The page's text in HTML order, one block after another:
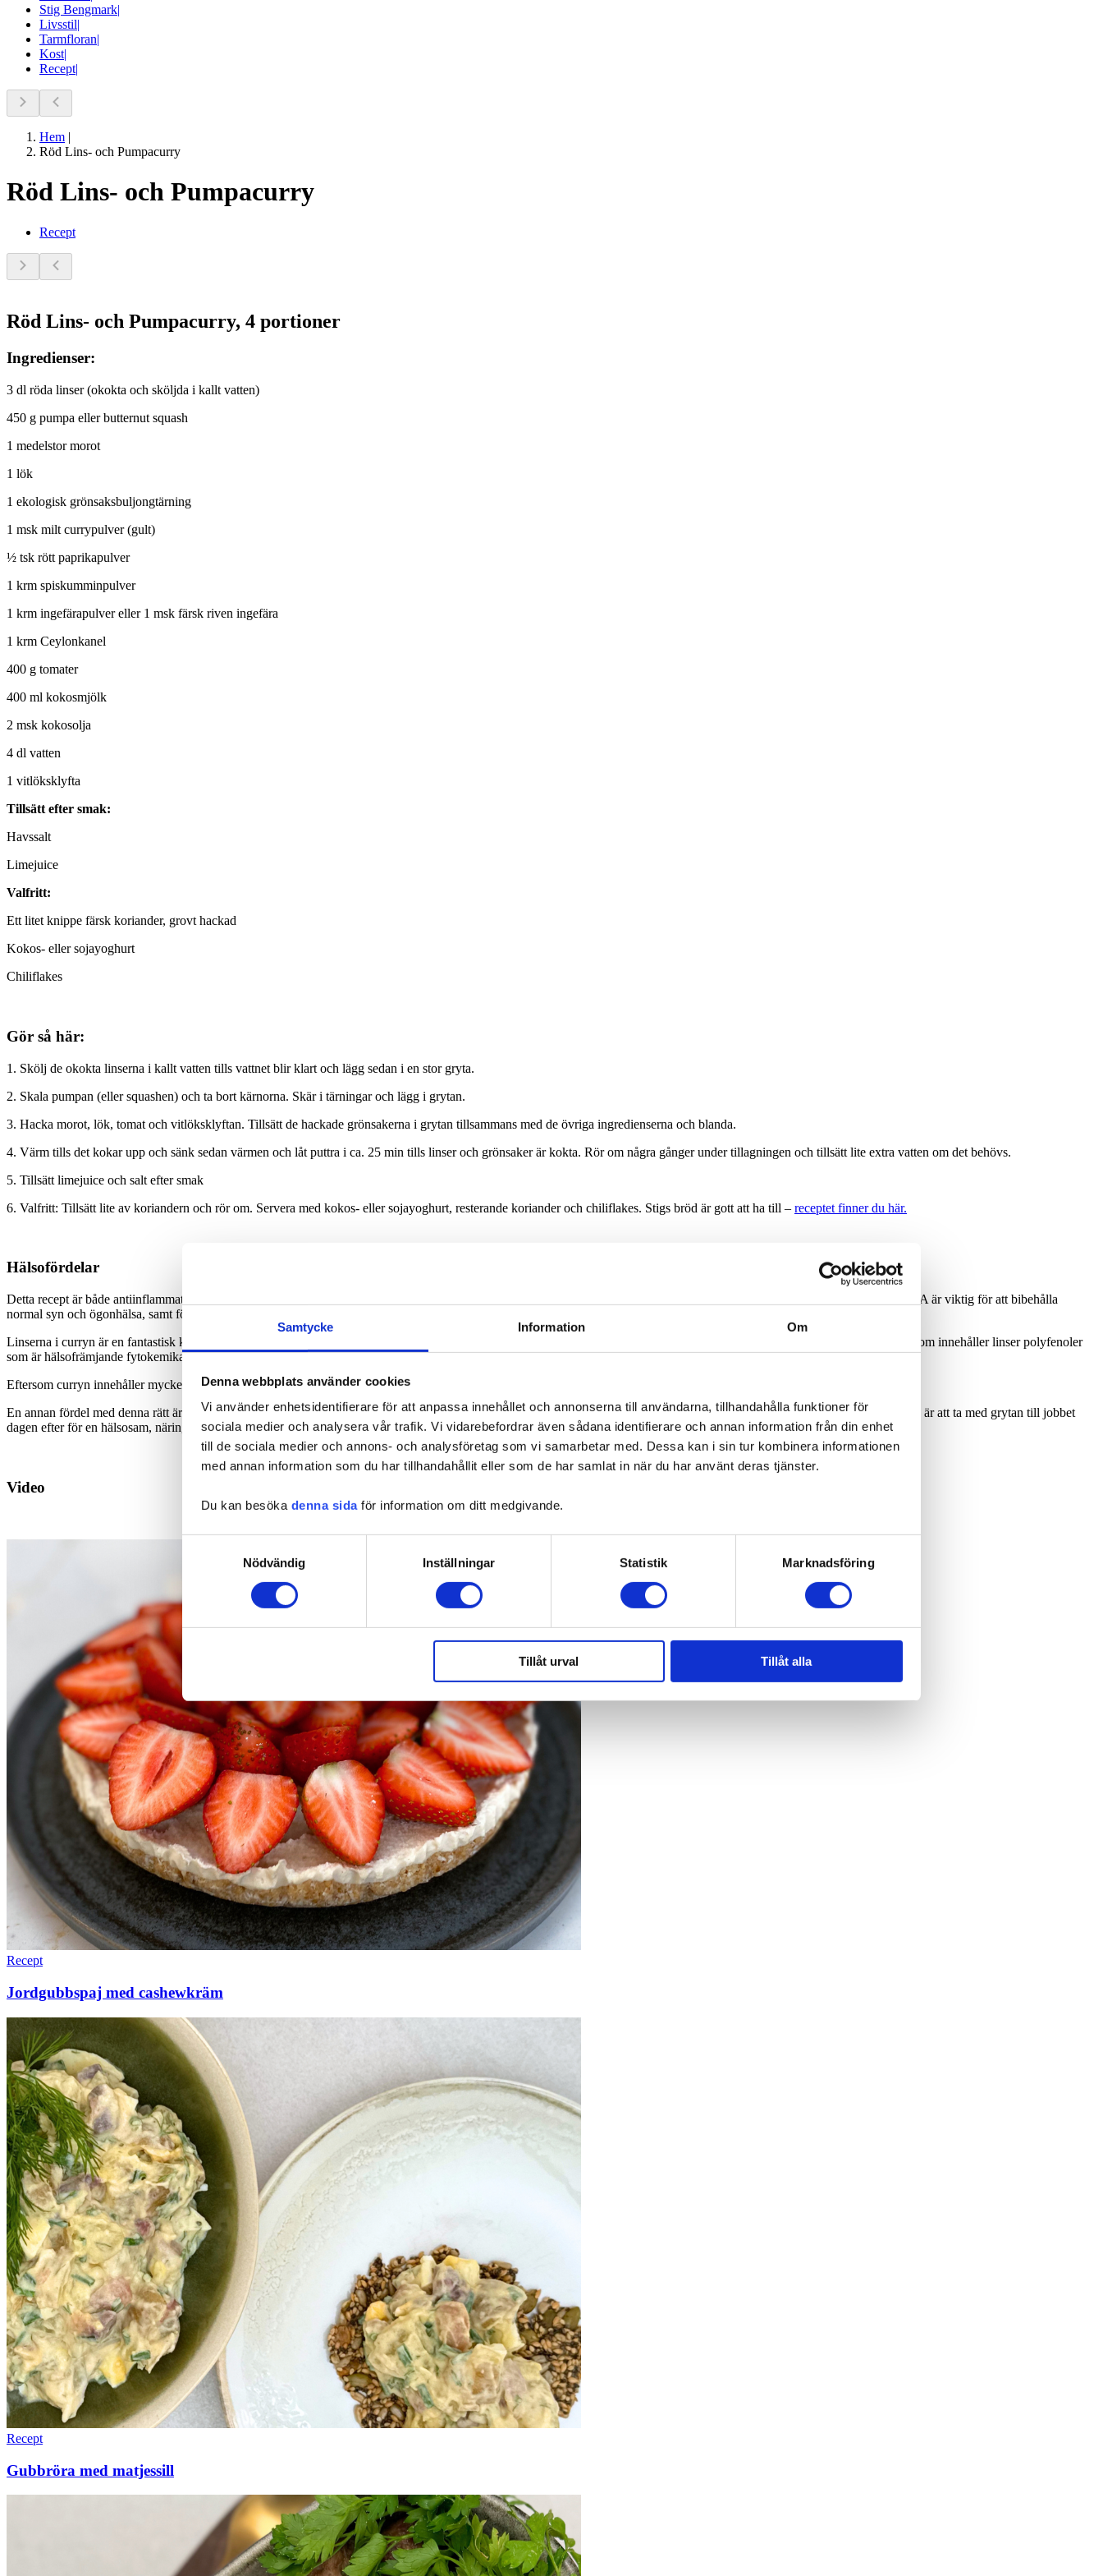
Samtycke Information Om
Denna webbplats använder cookies
Vi använder enhetsidentifierare för att anpassa innehållet och annonserna till användarna, tillhandahålla funktioner för
sociala medier och analysera vår trafik. Vi vidarebefordrar även sådana identifierare och annan information från din enhet
till de sociala medier och annons- och analysföretag som vi samarbetar med. Dessa kan i sin tur kombinera informationen
med annan information som du har tillhandahållit eller som de har samlat in när du har använt deras tjänster.
Du kan besöka denna sidaför information om ditt medgivande.
Nödvändig
Inställningar Statistik Marknadsföring
Tillåt urval Tillåt alla
Stig Bengmark|
Livsstil|
Tarmfloran|
Kost|
Recept|
Hem |
Röd Lins- och Pumpacurry
Röd Lins- och Pumpacurry
Recept
Röd Lins- och Pumpacurry, 4 portioner
Ingredienser:
3 dl röda linser (okokta och sköljda i kallt vatten)
450 g pumpa eller butternut squash
1 medelstor morot
1 lök
1 ekologisk grönsaksbuljongtärning
1 msk milt currypulver (gult)
½ tsk rött paprikapulver
1 krm spiskumminpulver
1 krm ingefärapulver eller 1 msk färsk riven ingefära
1 krm Ceylonkanel
400 g tomater
400 ml kokosmjölk
2 msk kokosolja
4 dl vatten
1 vitlöksklyfta
Tillsätt efter smak:
Havssalt
Limejuice
Valfritt:
Ett litet knippe färsk koriander, grovt hackad
Kokos- eller sojayoghurt
Chiliflakes
Gör så här:
1. Skölj de okokta linserna i kallt vatten tills vattnet blir klart och lägg sedan i en stor gryta.
2. Skala pumpan (eller squashen) och ta bort kärnorna. Skär i tärningar och lägg i grytan.
3. Hacka morot, lök, tomat och vitlöksklyftan. Tillsätt de hackade grönsakerna i grytan tillsammans med de övriga ingredienserna och blanda.
4. Värm tills det kokar upp och sänk sedan värmen och låt puttra i ca. 25 min tills linser och grönsaker är kokta. Rör om några gånger under tillagningen och tillsätt lite extra vatten om det behövs.
5. Tillsätt limejuice och salt efter smak
6. Valfritt: Tillsätt lite av koriandern och rör om. Servera med kokos- eller sojayoghurt, resterande koriander och chiliflakes. Stigs bröd är gott att ha till – receptet finner du här.
Hälsofördelar
Detta recept är både antiinflammatoriskt och fiberrikt. Den färgglada pumpan och moroten innehåller betakaroten, en antioxidant som kroppen omvandlar till vitamin A. Vitamin A är viktig för att bibehålla
normal syn och ögonhälsa, samt för immunförsvaret.
Linserna i curryn är en fantastisk källa till veganskt protein eftersom de innehåller mer än 25 % protein. De är också rika på vitamin B, magnesium, zink, kalium och järn. Dessutom innehåller linser polyfenoler
som är hälsofrämjande fytokemikalier. Polyfenolerna procyanidin och flavanoler som finns i linser är starka antioxidanter, och är både antiinflammatoriska och neuroprotektiva.
Eftersom curryn innehåller mycket fibrer, stödjer den tarmfloran. Tillsammans med ett tillräckligt vattenintag stödjer det också en regelbunden tarmrörelse.
En annan fördel med denna rätt är att de flesta av ingredienserna, såsom linserna, har lång hållbarhet. Det gör att de lätta att förvara hemma och kan lagas med kort varsel. Ett tips är att ta med grytan till jobbet
dagen efter för en hälsosam, näringsrik och hemmalagad lunch.
Video
Recept
Jordgubbspaj med cashewkräm
Recept
Gubbröra med matjessill